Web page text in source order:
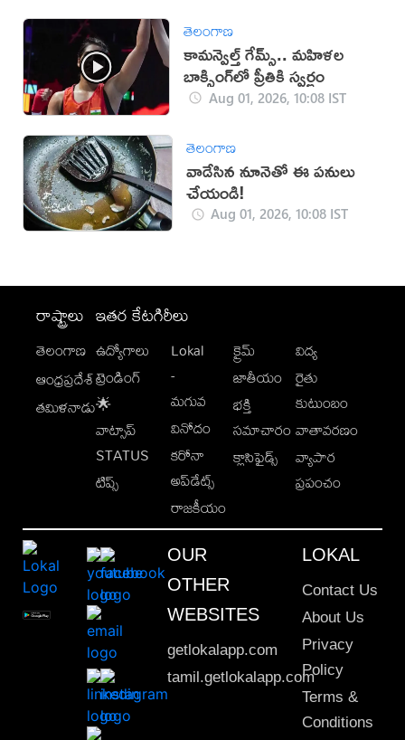
తెలంగాణ
కామన్వెల్త్ గేమ్స్‌.. మహిళల
బాక్సింగ్‌లో ప్రీతికి స్వర్ణం
Aug 01, 2026, 10:08 IST
తెలంగాణ
వాడేసిన నూనెతో ఈ పనులు
చేయండి!
Aug 01, 2026, 10:08 IST
రాష్ట్రాలు
తెలంగాణ
ఆంధ్రప్రదేశ్
తమిళనాడు
ఇతర కేటగిరీలు
ఉద్యోగాలు
ట్రెండింగ్
🌟
వాట్సాప్
STATUS
టిప్స్
Lokal
-
మగువ
వినోదం
కరోనా
అప్‌డేట్స్
రాజకీయం
క్రైమ్
జాతీయం
భక్తి
సమాచారం
క్లాసిఫైడ్స్
విద్య
రైతు
కుటుంబం
వాతావరణం
వ్యాపార
ప్రపంచం
OUR
OTHER
WEBSITES
getlokalapp.com
tamil.getlokalapp.com
LOKAL
Contact Us
About Us
Privacy
Policy
Terms &
Conditions